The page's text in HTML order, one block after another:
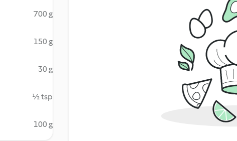
700 g
150 g
30 g
½ tsp
100 g